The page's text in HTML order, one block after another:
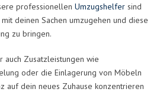
professionellen Umzugshelfer sind
deinen Sachen umzugehen und diese
zu bringen.
auch Zusatzleistungen wie
oder die Einlagerung von Möbeln
auf dein neues Zuhause konzentrieren